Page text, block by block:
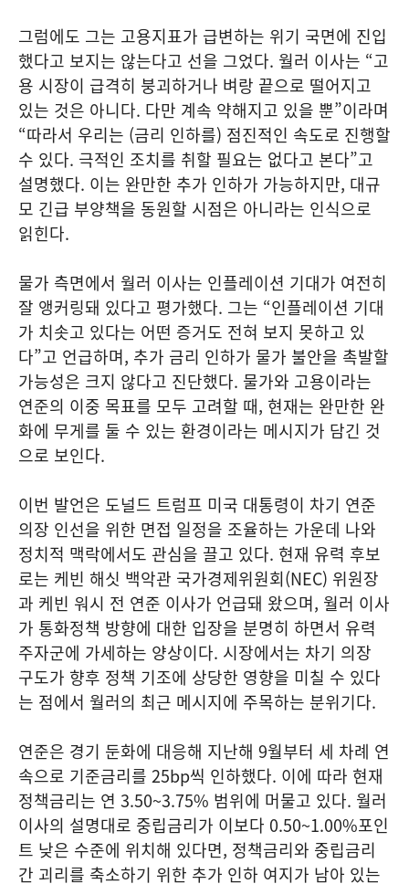
그럼에도 그는 고용지표가 급변하는 위기 국면에 진입
했다고 보지는 않는다고 선을 그었다. 월러 이사는 “고
용 시장이 급격히 붕괴하거나 벼랑 끝으로 떨어지고
있는 것은 아니다. 다만 계속 약해지고 있을 뿐”이라며
“따라서 우리는 (금리 인하를) 점진적인 속도로 진행할
수 있다. 극적인 조치를 취할 필요는 없다고 본다”고
설명했다. 이는 완만한 추가 인하가 가능하지만, 대규
모 긴급 부양책을 동원할 시점은 아니라는 인식으로
읽힌다.
물가 측면에서 월러 이사는 인플레이션 기대가 여전히
잘 앵커링돼 있다고 평가했다. 그는 “인플레이션 기대
가 치솟고 있다는 어떤 증거도 전혀 보지 못하고 있
다”고 언급하며, 추가 금리 인하가 물가 불안을 촉발할
가능성은 크지 않다고 진단했다. 물가와 고용이라는
연준의 이중 목표를 모두 고려할 때, 현재는 완만한 완
화에 무게를 둘 수 있는 환경이라는 메시지가 담긴 것
으로 보인다.
이번 발언은 도널드 트럼프 미국 대통령이 차기 연준
의장 인선을 위한 면접 일정을 조율하는 가운데 나와
정치적 맥락에서도 관심을 끌고 있다. 현재 유력 후보
로는 케빈 해싯 백악관 국가경제위원회(NEC) 위원장
과 케빈 워시 전 연준 이사가 언급돼 왔으며, 월러 이사
가 통화정책 방향에 대한 입장을 분명히 하면서 유력
주자군에 가세하는 양상이다. 시장에서는 차기 의장
구도가 향후 정책 기조에 상당한 영향을 미칠 수 있다
는 점에서 월러의 최근 메시지에 주목하는 분위기다.
연준은 경기 둔화에 대응해 지난해 9월부터 세 차례 연
속으로 기준금리를 25bp씩 인하했다. 이에 따라 현재
정책금리는 연 3.50~3.75% 범위에 머물고 있다. 월러
이사의 설명대로 중립금리가 이보다 0.50~1.00%포인
트 낮은 수준에 위치해 있다면, 정책금리와 중립금리
간 괴리를 축소하기 위한 추가 인하 여지가 남아 있는